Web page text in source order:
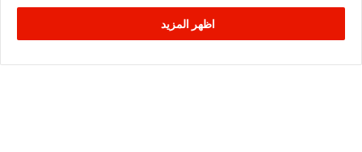
اظهر المزيد